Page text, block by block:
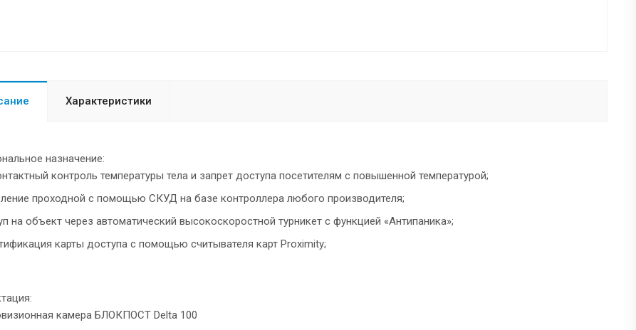
Характеристики
назначение:
контроль температуры тела и запрет доступа посетителям с повышенной температурой;
проходной с помощью СКУД на базе контроллера любого производителя;
на объект через автоматический высокоскоростной турникет с функцией «Антипаника»;
карты доступа с помощью считывателя карт Proximity;
камера БЛОКПОСТ Delta 100